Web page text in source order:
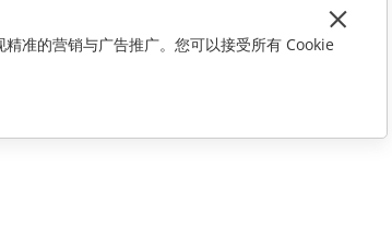
准的营销与广告推广。您可以接受所有 Cookie